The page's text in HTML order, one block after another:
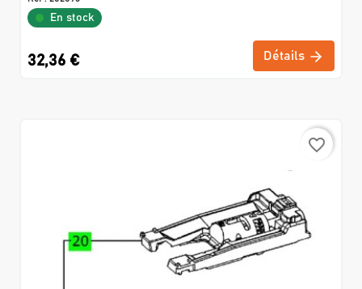
En stock
32,36 € Détails
favorite_border